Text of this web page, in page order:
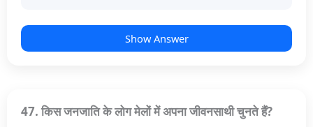
Show Answer
47. किस जनजाति के लोग मेलों में अपना जीवनसाथी चुनते हैं?